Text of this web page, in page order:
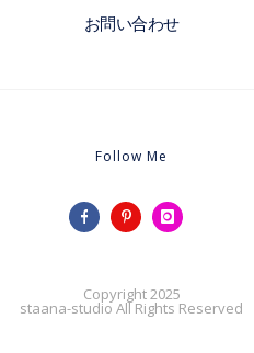
お問い合わせ
Follow Me
Copyright 2025
staana-studio All Rights Reserved